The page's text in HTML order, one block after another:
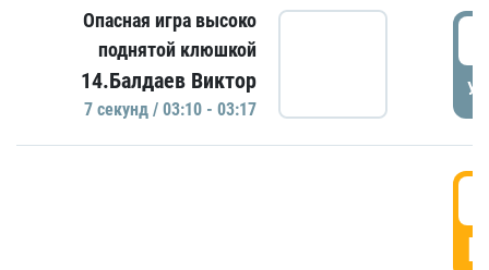
Опасная игра высоко
поднятой клюшкой
14.Балдаев Виктор
7 секунд / 03:10 - 03:17